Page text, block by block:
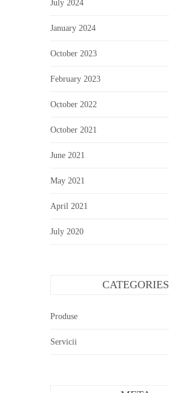
July 2024
January 2024
October 2023
February 2023
October 2022
October 2021
June 2021
May 2021
April 2021
July 2020
CATEGORIES
Produse
Servicii